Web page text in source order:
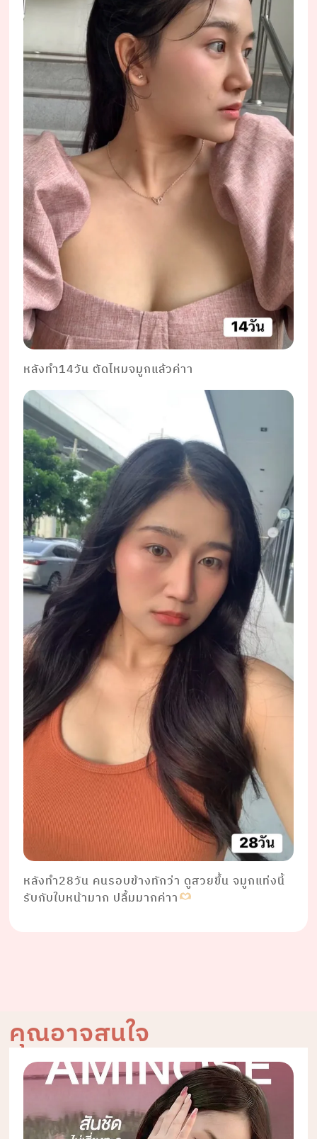
หลังทำ14วัน ตัดไหมจมูกแล้วค่าา
หลังทำ28วัน คนรอบข้างทักว่า ดูสวยขึ้น จมูกแท่งนี้
รับกับใบหน้ามาก ปลื้มมากค่าา
คุณอาจสนใจ